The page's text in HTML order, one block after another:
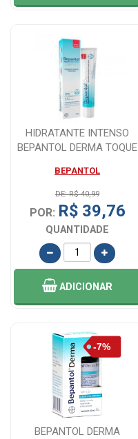
HIDRATANTE INTENSO
BEPANTOL DERMA TOQUE
BEPANTOL
DE: R$ 40,99
POR: R$ 39,76
QUANTIDADE
ADICIONAR
BEPANTOL DERMA